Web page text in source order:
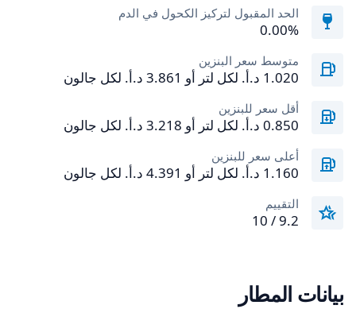
الحد المقبول لتركيز الكحول في الدم
0.00‎%‎
متوسط سعر البنزين
أقل سعر للبنزين
أعلى سعر للبنزين
التقييم
9.2 / 10
بيانات المطار